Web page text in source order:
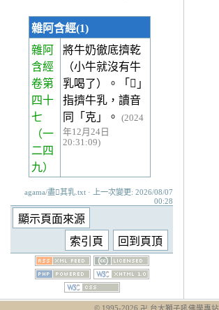
雜阿含經(1)
雜阿
含經
卷第
四十
七
（一
二四
九）
將牛奶徹底擠乾
（小牛就沒有牛
乳喝了）。「𤛓」
指擠牛乳，讀音
同「克」。
(2024
年12月24日
20:31:09)
agama/盡𤛓其乳.txt · 上一次變更: 2026/08/07
00:28
© 1995-2026 卍 台大獅子吼佛學專站